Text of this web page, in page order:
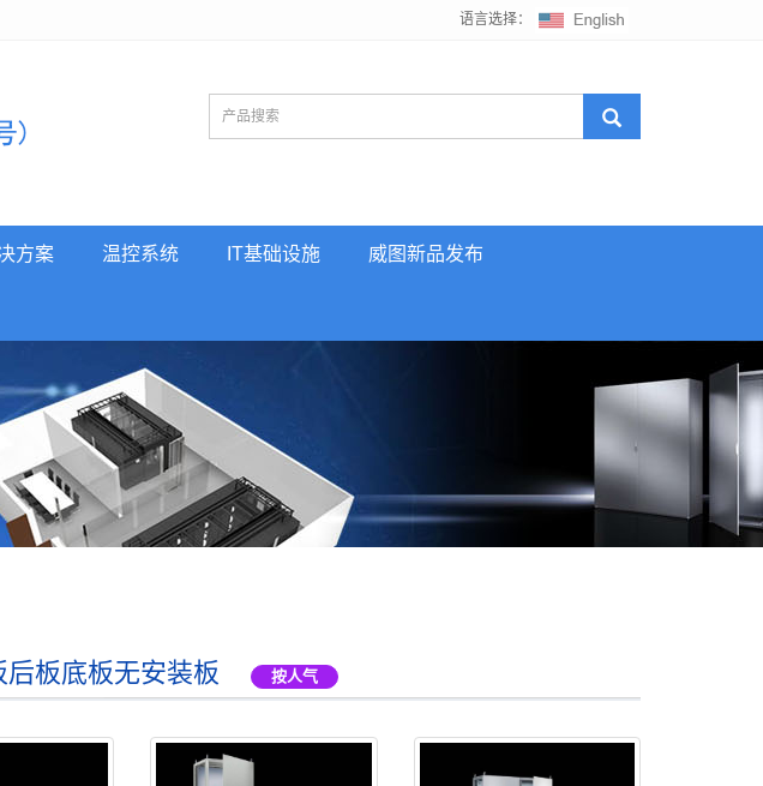
语言选择：
方案 温控系统 IT基础设施 威图新品发布
板底板无安装板 按人气